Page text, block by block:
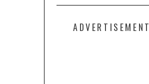
ADVERTISEMENT